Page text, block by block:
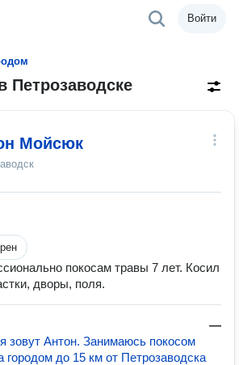
Войти
Петрозаводске
Мойсюк
покосам травы 7 лет. Косил
дворы, поля.
—
зовут Антон. Занимаюсь покосом
городом до 15 км от Петрозаводска